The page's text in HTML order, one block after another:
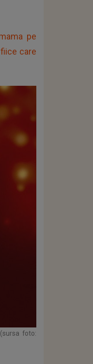
pe
care
(sursa foto: